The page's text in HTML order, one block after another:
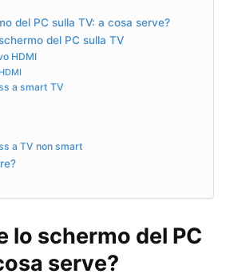
del PC sulla TV: a cosa serve?
del PC sulla TV
HDMI
a smart TV
a TV non smart
lo schermo del PC
serve?